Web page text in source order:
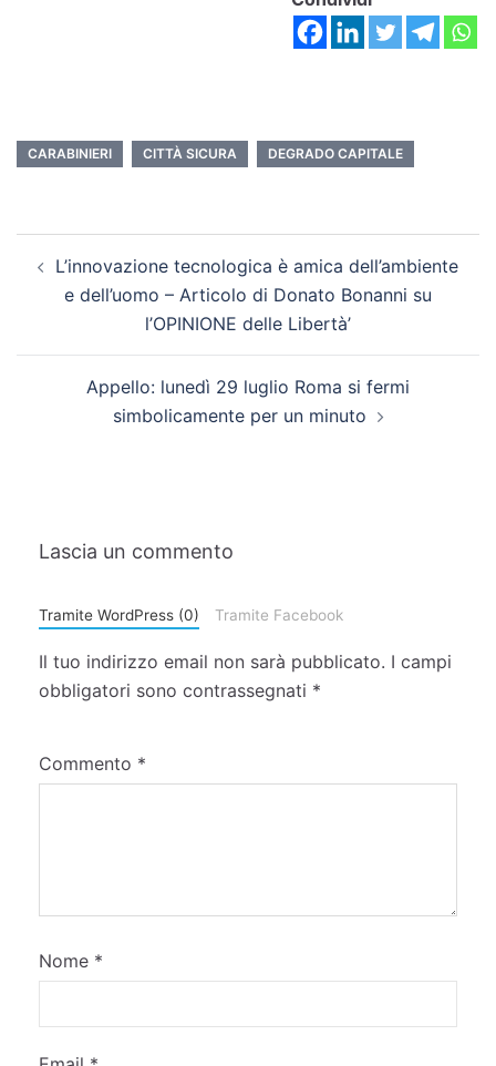
CARABINIERI CITTÀ SICURA DEGRADO CAPITALE
L’innovazione tecnologica è amica dell’ambiente
e dell’uomo – Articolo di Donato Bonanni su
l’OPINIONE delle Libertà’
Appello: lunedì 29 luglio Roma si fermi
simbolicamente per un minuto
Lascia un commento
Tramite WordPress (0) Tramite Facebook
Il tuo indirizzo email non sarà pubblicato. I campi
obbligatori sono contrassegnati *
Commento *
Nome *